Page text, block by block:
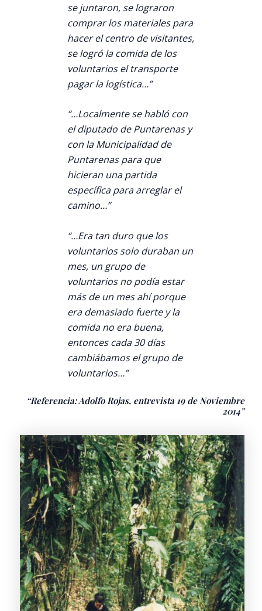
se juntaron, se lograron
comprar los materiales para
hacer el centro de visitantes,
se logró la comida de los
voluntarios el transporte
pagar la logística…”
“…Localmente se habló con
el diputado de Puntarenas y
con la Municipalidad de
Puntarenas para que
hicieran una partida
específica para arreglar el
camino…”
“…Era tan duro que los
voluntarios solo duraban un
mes, un grupo de
voluntarios no podía estar
más de un mes ahí porque
era demasiado fuerte y la
comida no era buena,
entonces cada 30 días
cambiábamos el grupo de
voluntarios…”
“Referencia: Adolfo Rojas, entrevista 19 de Noviembre
2014”